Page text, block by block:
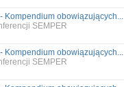
Kompendium obowiązujących...
SEMPER
Kompendium obowiązujących...
SEMPER